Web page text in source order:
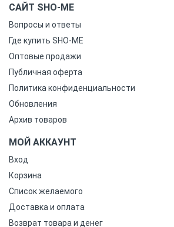
САЙТ SHO-ME
Вопросы и ответы
Где купить SHO-ME
Оптовые продажи
Публичная оферта
Политика конфиденциальности
Обновления
Архив товаров
МОЙ АККАУНТ
Вход
Корзина
Список желаемого
Доставка и оплата
Возврат товара и денег